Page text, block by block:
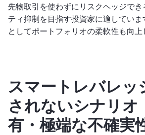
先物取引を使わずにリスクヘッジでき
ティ抑制を目指す投資家に適してい
としてポートフォリオの柔軟性も向上
スマートレバレッ
されないシナリオ
有・極端な不確実